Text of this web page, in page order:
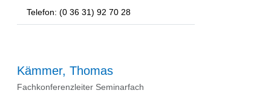
Telefon: (0 36 31) 92 70 28
Kämmer, Thomas
Fachkonferenzleiter Seminarfach